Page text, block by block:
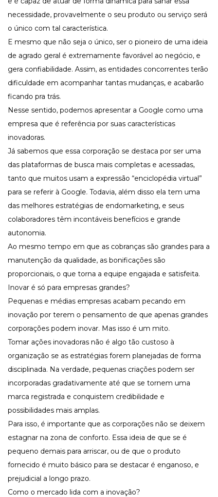
necessidade, provavelmente o seu produto ou serviço será
o único com tal característica.
E mesmo que não seja o único, ser o pioneiro de uma ideia
de agrado geral é extremamente favorável ao negócio, e
gera confiabilidade. Assim, as entidades concorrentes terão
dificuldade em acompanhar tantas mudanças, e acabarão
ficando pra trás.
Nesse sentido, podemos apresentar a Google como uma
empresa que é referência por suas características
inovadoras.
Já sabemos que essa corporação se destaca por ser uma
das plataformas de busca mais completas e acessadas,
tanto que muitos usam a expressão “enciclopédia virtual”
para se referir à Google. Todavia, além disso ela tem uma
das melhores estratégias de endomarketing, e seus
colaboradores têm incontáveis benefícios e grande
autonomia.
Ao mesmo tempo em que as cobranças são grandes para a
manutenção da qualidade, as bonificações são
proporcionais, o que torna a equipe engajada e satisfeita.
Inovar é só para empresas grandes?
Pequenas e médias empresas acabam pecando em
inovação por terem o pensamento de que apenas grandes
corporações podem inovar. Mas isso é um mito.
Tomar ações inovadoras não é algo tão custoso à
organização se as estratégias forem planejadas de forma
disciplinada. Na verdade, pequenas criações podem ser
incorporadas gradativamente até que se tornem uma
marca registrada e conquistem credibilidade e
possibilidades mais amplas.
Para isso, é importante que as corporações não se deixem
estagnar na zona de conforto. Essa ideia de que se é
pequeno demais para arriscar, ou de que o produto
fornecido é muito básico para se destacar é enganoso, e
prejudicial a longo prazo.
Como o mercado lida com a inovação?